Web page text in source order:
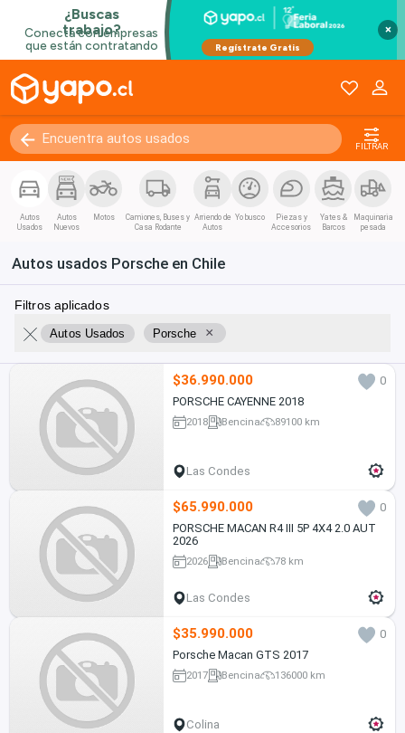
×
FILTRAR
Autos
Usados
Autos
Nuevos
Motos
Camiones, Buses y
Casa Rodante
Arriendo de
Autos
Yo busco
Piezas y
Accesorios
Yates &
Barcos
Maquinaria
pesada
Autos usados Porsche en Chile
Filtros aplicados
Autos Usados Porsche ×
$36.990.000
0
PORSCHE CAYENNE 2018
2018 Bencina 89100 km
Las Condes
$65.990.000
0
PORSCHE MACAN R4 III 5P 4X4 2.0 AUT
2026
2026 Bencina 78 km
Las Condes
$35.990.000
0
Porsche Macan GTS 2017
2017 Bencina 136000 km
Colina